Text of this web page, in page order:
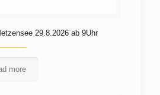
29.8.2026 ab 9Uhr
more